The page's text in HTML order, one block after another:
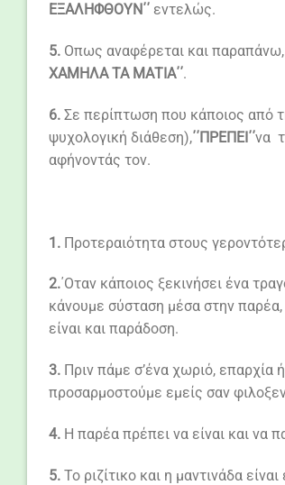
ΕΞΑΛΗΦΘΟΥΝ΄΄ εντελώς.
5. Οπως αναφέρεται και παραπάνω,
ΧΑΜΗΛΑ ΤΑ ΜΑΤΙΑ΄΄.
6. Σε περίπτωση που κάποιος από
ψυχολογική διάθεση),΄΄ΠΡΕΠΕΙ΄΄να
αφήνοντάς τον.
1. Προτεραιότητα στους
2.΄Οταν κάποιος ξεκινήσει ένα
κάνουμε σύσταση μέσα στην
είναι και παράδοση.
3. Πριν πάμε σ’ένα χωριό, επαρχία
προσαρμοστούμε εμείς σαν
4. Η παρέα πρέπει να είναι και να
5. Το ριζίτικο και η μαντινάδα